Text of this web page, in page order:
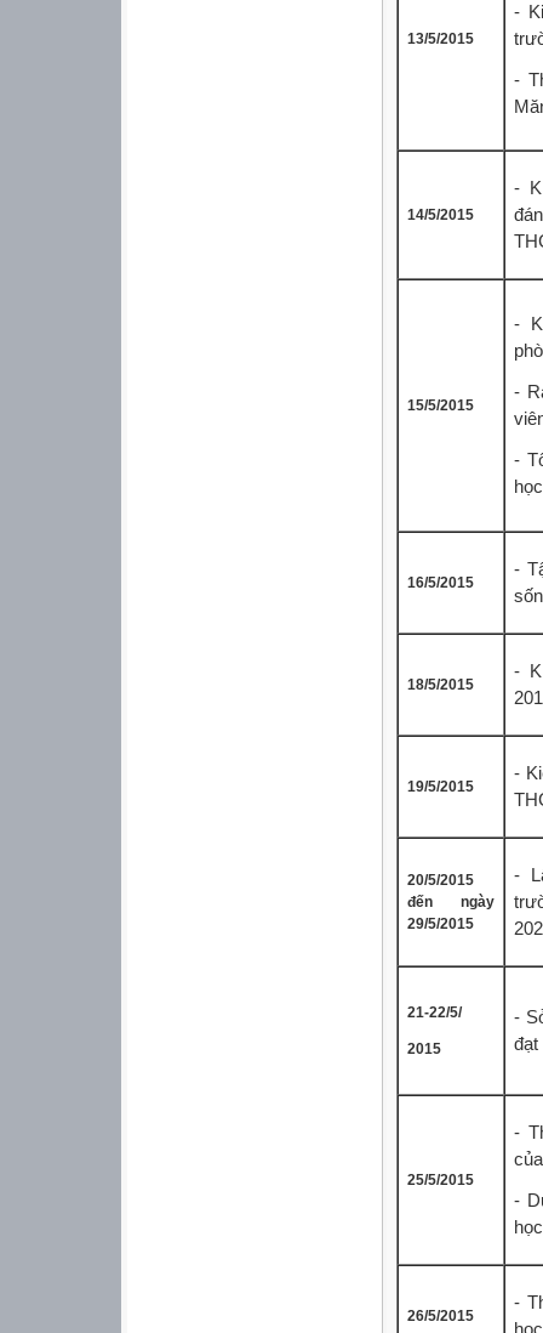
13/5/2015
-
-
14/5/2015
-
15/5/2015
-
-
-
16/5/2015
-
18/5/2015
-
19/5/2015
-
20/5/2015
đến ngày
29/5/2015
-
21-22/5/
2015
-
đạt
25/5/2015
-
-
26/5/2015
-